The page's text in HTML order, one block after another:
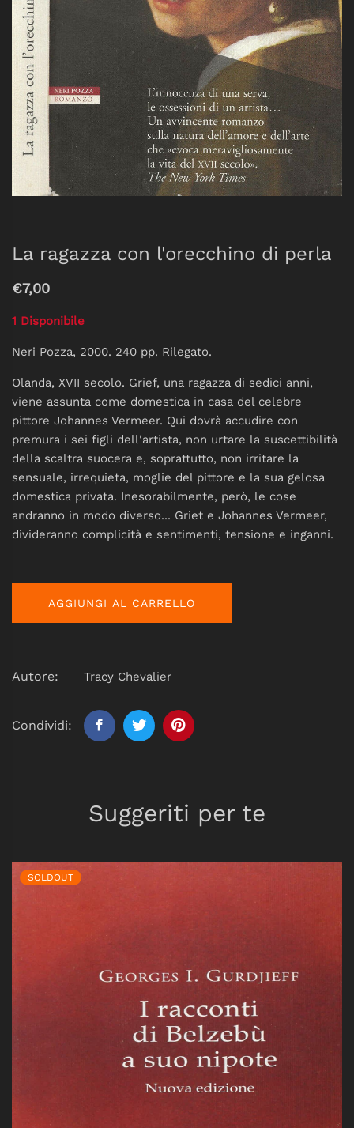
La ragazza con l'orecchino di perla
€7,00
1 Disponibile
Neri Pozza, 2000. 240 pp. Rilegato.
Olanda, XVII secolo. Grief, una ragazza di sedici anni,
viene assunta come domestica in casa del celebre
pittore Johannes Vermeer. Qui dovrà accudire con
premura i sei figli dell'artista, non urtare la suscettibilità
della scaltra suocera e, soprattutto, non irritare la
sensuale, irrequieta, moglie del pittore e la sua gelosa
domestica privata. Inesorabilmente, però, le cose
andranno in modo diverso... Griet e Johannes Vermeer,
divideranno complicità e sentimenti, tensione e inganni.
AGGIUNGI AL CARRELLO
Autore: Tracy Chevalier
Condividi:
Suggeriti per te
SOLDOUT